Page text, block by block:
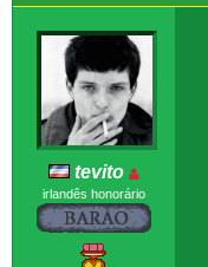
tevito
irlandês honorário